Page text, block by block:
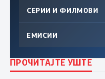
СЕРИИ И ФИЛМОВИ
ЕМИСИИ
ПРОЧИТАЈТЕ УШТЕ